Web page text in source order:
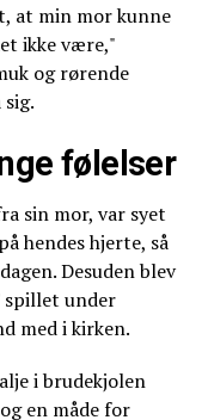
at min mor kunne
ikke være,"
og rørende
følelser
sin mor, var syet
hendes hjerte, så
Desuden blev
spillet under
med i kirken.
i brudekjolen
en måde for